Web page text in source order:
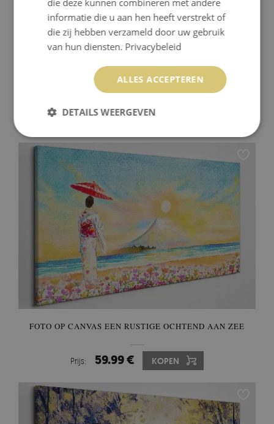
CANVAS SCHILDERIJ EEN INTIEM MOMENT
59.99 €
FOTO OP CANVAS EEN RUSTIGE OCHTEND AAN ZEE
Prijs: 59.99 € KOPEN
die deze kunnen combineren met andere
informatie die u aan hen heeft verstrekt of
die zij hebben verzameld door uw gebruik
van hun diensten. Privacybeleid
ALLES ACCEPTEREN
DETAILS WEERGEVEN